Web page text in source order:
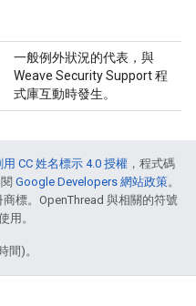
一般例外狀況的代表，與
Weave Security Support 程
式庫互動時發生。
用 CC 姓名標示 4.0 授權 ，程式碼
Google Developers 網站政策。
標。OpenThread 與相關的符號
用。
間)。